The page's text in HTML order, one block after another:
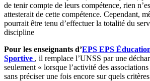
de tenir compte de leurs compétence, rien
attesterait de cette compétence. Cependant,
pourrait être tenu d’effectuer la totalité du
discipline
Pour les enseignants d’EPS EPS
Sportive , il remplace l’UNSS par une
seulement « lorsque l’activité des
sans préciser une fois encore sur quels